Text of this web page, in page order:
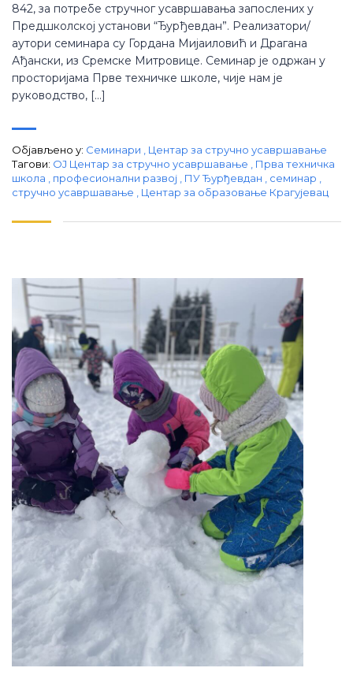
842, за потребе стручног усавршавања запослених у
Предшколској установи “Ђурђевдан”. Реализатори/
аутори семинара су Гордана Мијаиловић и Драгана
Ађански, из Сремске Митровице. Семинар је одржан у
просторијама Прве техничке школе, чије нам је
руководство, […]
Објављено у: Семинари
Центар за стручно усавршавање
Тагови: ОЈ Центар за стручно усавршавање
Прва техничка
школа
професионални развој ПУ Ђурђевдан семинар
стручно усавршавање
Центар за образовање Крагујевац